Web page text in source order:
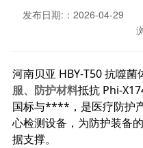
发布日期:：2026-04-29
河南贝亚 HBY‑T50 抗噬
服、防护材料抵抗
国标与****，是医疗防护
心检测设备，为防护装备
据支撑。